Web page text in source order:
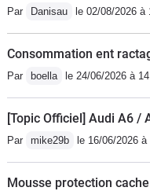
Par Danisau le 02/08/2026 à
Consommation ent
Par boella le 24/06/2026 à
[Topic Officiel] Audi A6 /
Par mike29b le 16/06/2026 à
Mousse protection